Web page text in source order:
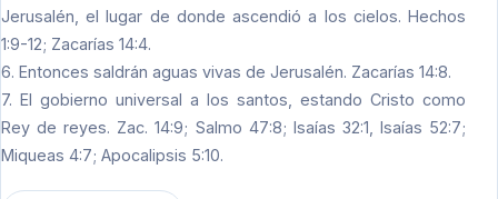
Jerusalén, el lugar de donde ascendió a los cielos. Hechos
1:9-12; Zacarías 14:4.
6. Entonces saldrán aguas vivas de Jerusalén. Zacarías 14:8.
7. El gobierno universal a los santos, estando Cristo como
Rey de reyes. Zac. 14:9; Salmo 47:8; Isaías 32:1, Isaías 52:7;
Miqueas 4:7; Apocalipsis 5:10.